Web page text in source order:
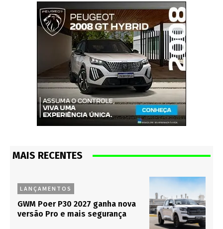
MAIS RECENTES
LANÇAMENTOS
GWM Poer P30 2027 ganha nova
versão Pro e mais segurança